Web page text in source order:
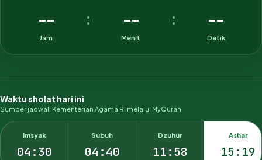
--
Jam
: --
Menit
: --
Detik
Waktu sholat hari ini
Sumber jadwal: Kementerian Agama RI melalui MyQuran
Imsyak
04:30
Subuh
04:40
Dzuhur
11:58
Ashar
15:19